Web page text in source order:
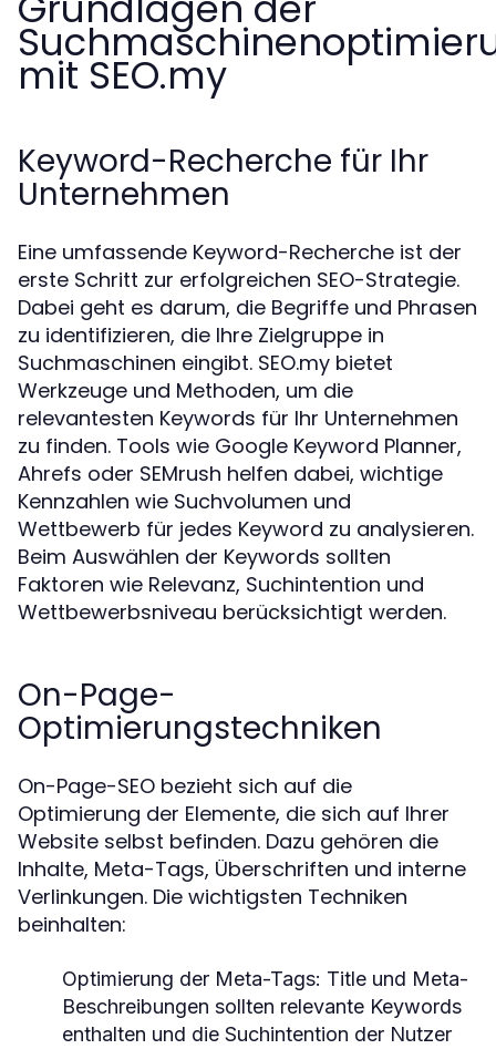
mit SEO.my
Keyword-Recherche für Ihr
Unternehmen
Eine umfassende Keyword-Recherche ist der
erste Schritt zur erfolgreichen SEO-Strategie.
Dabei geht es darum, die Begriffe und Phrasen
zu identifizieren, die Ihre Zielgruppe in
Suchmaschinen eingibt. SEO.my bietet
Werkzeuge und Methoden, um die
relevantesten Keywords für Ihr Unternehmen
zu finden. Tools wie Google Keyword Planner,
Ahrefs oder SEMrush helfen dabei, wichtige
Kennzahlen wie Suchvolumen und
Wettbewerb für jedes Keyword zu analysieren.
Beim Auswählen der Keywords sollten
Faktoren wie Relevanz, Suchintention und
Wettbewerbsniveau berücksichtigt werden.
On-Page-
Optimierungstechniken
On-Page-SEO bezieht sich auf die
Optimierung der Elemente, die sich auf Ihrer
Website selbst befinden. Dazu gehören die
Inhalte, Meta-Tags, Überschriften und interne
Verlinkungen. Die wichtigsten Techniken
beinhalten:
Optimierung der Meta-Tags: Title und Meta-
Beschreibungen sollten relevante Keywords
enthalten und die Suchintention der Nutzer